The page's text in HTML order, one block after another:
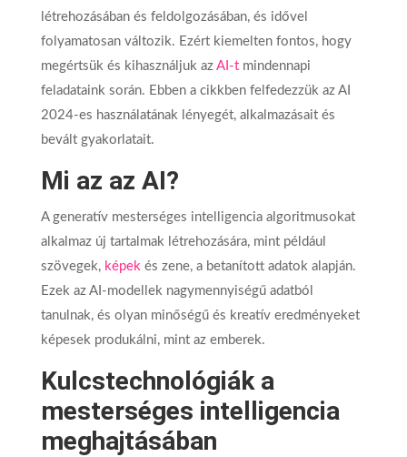
létrehozásában és feldolgozásában, és idővel
folyamatosan változik. Ezért kiemelten fontos, hogy
megértsük és kihasználjuk az AI-tmindennapi
feladataink során. Ebben a cikkben felfedezzük az AI
2024-es használatának lényegét, alkalmazásait és
bevált gyakorlatait.
Mi az az AI?
A generatív mesterséges intelligencia algoritmusokat
alkalmaz új tartalmak létrehozására, mint például
szövegek, képek és zene, a betanított adatok alapján.
Ezek az AI-modellek nagymennyiségű adatból
tanulnak, és olyan minőségű és kreatív eredményeket
képesek produkálni, mint az emberek.
Kulcstechnológiák a
mesterséges intelligencia
meghajtásában